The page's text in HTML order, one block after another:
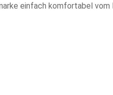
einfach komfortabel vom